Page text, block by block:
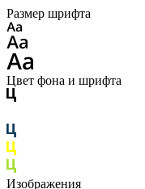
Размер шрифта
Цвет фона и шрифта
Изображения